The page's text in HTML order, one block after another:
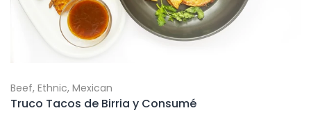
Beef, Ethnic, Mexican
Truco Tacos de Birria y Consumé